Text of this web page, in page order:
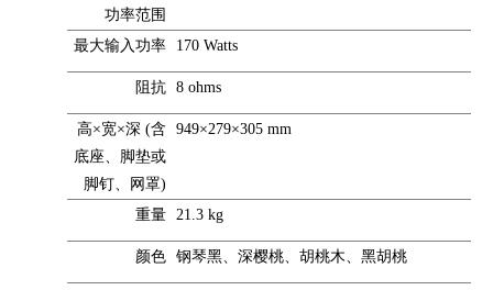
功率范围
最大输入功率
170 Watts
阻抗 8 ohms
高×宽×深 (含
底座、脚垫或
脚钉、网罩)
949×279×305 mm
重量 21.3 kg
颜色 钢琴黑、深樱桃、胡桃木、黑胡桃